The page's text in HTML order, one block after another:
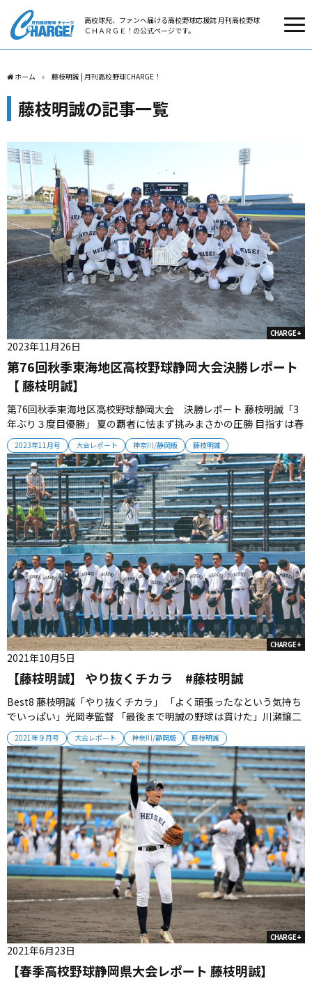
高校球児、ファンへ届ける高校野球応援誌 月刊高校野球
ＣＨＡＲＧＥ！の公式ページです。
ホーム 藤枝明誠 | 月刊高校野球CHARGE！
藤枝明誠の記事一覧
CHARGE+
2023年11月号 大会レポート 神奈川/静岡版 藤枝明誠
第76回秋季東海地区高校野球静岡大会決勝レポート
【 藤枝明誠】
2023年11月26日
第76回秋季東海地区高校野球静岡大会 決勝レポート 藤枝明誠「3
年ぶり３度目優勝」 夏の覇者に怯まず挑みまさかの圧勝 目指すは春
の甲子園のみ 秋季大会静岡大会は、藤枝明誠の優勝で幕を閉じ
た。夏の興奮も冷めやらぬうちにスタートした新チームは、東海大
会、そして初の選抜大会出場へ向けノンストップで駆け抜ける。
（取材・栗山司...
CHARGE+
2021年９月号 大会レポート 神奈川/静岡版 藤枝明誠
【藤枝明誠】 やり抜くチカラ #藤枝明誠
2021年10月5日
Best8 藤枝明誠「やり抜くチカラ」 「よく頑張ったなという気持ち
でいっぱい」光岡孝監督 「最後まで明誠の野球は貫けた」川瀬譲二
主将 投打において他を圧倒 春秋王者として“らしさ”貫く 第１シー
ドで臨んだ今夏。頂点に立った者にしかわかりえないプレッシャー
の中、チームは最後の大会に立ち向かっていった。（取材・栗山
司）（...
CHARGE+
【春季高校野球静岡県大会レポート 藤枝明誠】
2021年6月23日